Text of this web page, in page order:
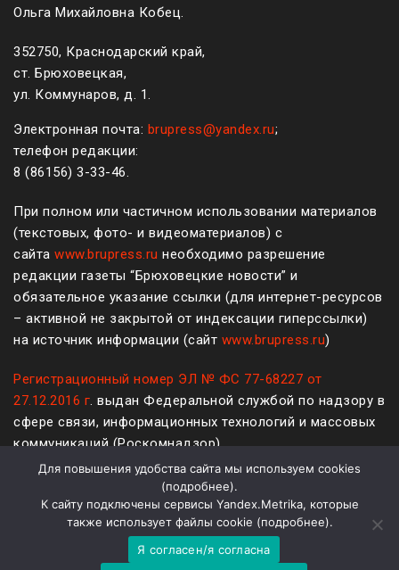
Ольга Михайловна Кобец.
352750, Краснодарский край,
ст. Брюховецкая,
ул. Коммунаров, д. 1.
Электронная почта: brupress@yandex.ru;
телефон редакции:
8 (861 56) 3-33-46.
При полном или частичном использовании материалов
(текстовых, фото- и видеоматериалов) с
сайта www.brupress.ru необходимо разрешение
редакции газеты “Брюховецкие новости” и
обязательное указание ссылки (для интернет-ресурсов
– активной не закрытой от индексации гиперссылки)
на источник информации (сайт www.brupress.ru)
Регистрационный номер ЭЛ № ФС 77-68227 от
27.12.2016 г. выдан Федеральной службой по надзору в
сфере связи, информационных технологий и массовых
коммуникаций (Роскомнадзор)
Политика конфиденциальности и защиты информации
Для повышения удобства сайта мы используем cookies
(подробнее).
К сайту подключены сервисы Yandex.Metrika, которые
также использует файлы cookie (подробнее).
Я согласен/я согласна